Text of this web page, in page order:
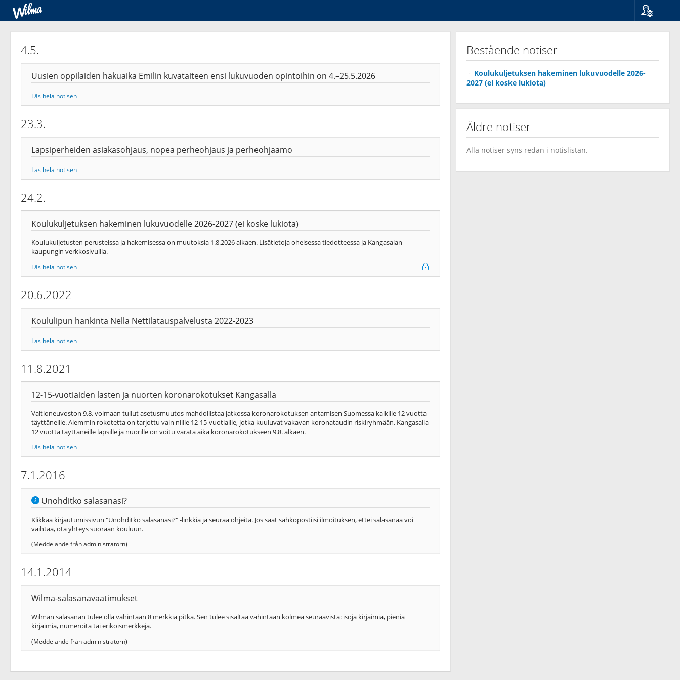
Bestående notiser
Koulukuljetuksen hakeminen lukuvuodelle 2026-
2027 (ei koske lukiota)
Äldre notiser
Alla notiser syns redan i notislistan.
4.5.
Uusien oppilaiden hakuaika Emilin kuvataiteen ensi lukuvuoden opintoihin on 4.–25.5.2026
Läs hela notisen
23.3.
Lapsiperheiden asiakasohjaus, nopea perheohjaus ja perheohjaamo
Läs hela notisen
24.2.
Koulukuljetuksen hakeminen lukuvuodelle 2026-2027 (ei koske lukiota)
Koulukuljetusten perusteissa ja hakemisessa on muutoksia 1.8.2026 alkaen. Lisätietoja oheisessa tiedotteessa ja Kangasalan
kaupungin verkkosivuilla.
Läs hela notisen
20.6.2022
Koululipun hankinta Nella Nettilatauspalvelusta 2022-2023
Läs hela notisen
11.8.2021
12-15-vuotiaiden lasten ja nuorten koronarokotukset Kangasalla
Valtioneuvoston 9.8. voimaan tullut asetusmuutos mahdollistaa jatkossa koronarokotuksen antamisen Suomessa kaikille 12 vuotta
täyttäneille. Aiemmin rokotetta on tarjottu vain niille 12-15-vuotiaille, jotka kuuluvat vakavan koronataudin riskiryhmään. Kangasalla
12 vuotta täyttäneille lapsille ja nuorille on voitu varata aika koronarokotukseen 9.8. alkaen.
Läs hela notisen
7.1.2016
Unohditko salasanasi?
Klikkaa kirjautumissivun "Unohditko salasanasi?" -linkkiä ja seuraa ohjeita. Jos saat sähköpostiisi ilmoituksen, ettei salasanaa voi
vaihtaa, ota yhteys suoraan kouluun.
(Meddelande från administratorn)
14.1.2014
Wilma-salasanavaatimukset
Wilman salasanan tulee olla vähintään 8 merkkiä pitkä. Sen tulee sisältää vähintään kolmea seuraavista: isoja kirjaimia, pieniä
kirjaimia, numeroita tai erikoismerkkejä.
(Meddelande från administratorn)